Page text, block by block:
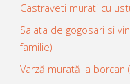
Castraveti murati cu
Salata de gogosari si
familie)
Varză murată la borcan